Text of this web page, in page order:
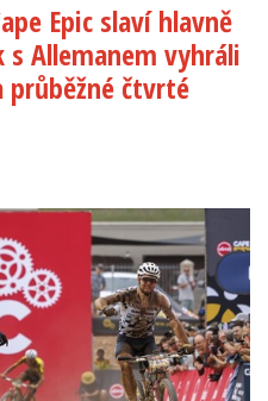
Epic slaví hlavně
s Allemanem vyhráli
průběžné čtvrté